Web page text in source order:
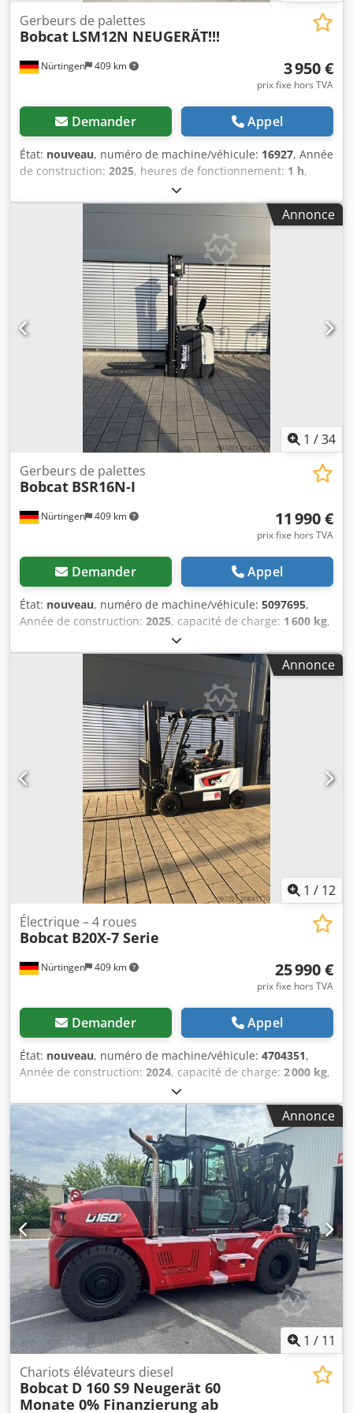
Nürtingen 409 km
Gerbeurs de palettes
Bobcat LSM12N NEUGERÄT!!!
3 950 €
prix fixe hors TVA
Demander Appel
État: nouveau, numéro de machine/véhicule: 16927, Année
de construction: 2025, heures de fonctionnement: 1 h,
, hauteur de levage:
centre de gravité de la charge:600 mm, type de carburant:
, hauteur de construction:
24 V, longueur des
, poids total: 576 kg, 5108763 Numéro
de série : OBWNL-003130 Chsdeyv S Rmepfx Acyoa
Caractéristiques de la batterie : 24 V, 60 Ah.
Annonce
1 /34
Nürtingen 409 km
Gerbeurs de palettes
Bobcat BSR16N-I
11 990 €
prix fixe hors TVA
Demander Appel
État: nouveau, numéro de machine/véhicule: 5097695,
Année de construction: 2025, capacité de charge: 1 600 kg,
4 620 mm, levée libre:
centre de gravité de la charge:600 mm, type de carburant:
, hauteur de construction:
25,6 V, longueur des
1 150 mm, poids total: 1 412 kg, 5097695 Numéro
de série : OBWNQ-00000 Caractéristiques de la batterie :
25,6 V, 150 Ah Cjdpfx Asytld Tecyoha
Annonce
1 / 12
Nürtingen 409 km
Électrique – 4 roues
Bobcat B20X-7 Serie
25 990 €
prix fixe hors TVA
Demander Appel
État: nouveau, numéro de machine/véhicule: 4704351,
Année de construction: 2024, capacité de charge: 2 000 kg,
4 730 mm, levée libre:
centre de gravité de la charge:500 mm, type de carburant:
électrique, type de mât:triplex, hauteur de construction:
, longueur des fourches:1 200 mm, type de
moteur : Électrique, fabricant : Bobcat Chjdoxz Spwopfx
Acysa
Annonce
1 / 11
Chariots élévateurs diesel
Bobcat D 160 S9 Neugerät 60
Monate 0% Finanzierung ab